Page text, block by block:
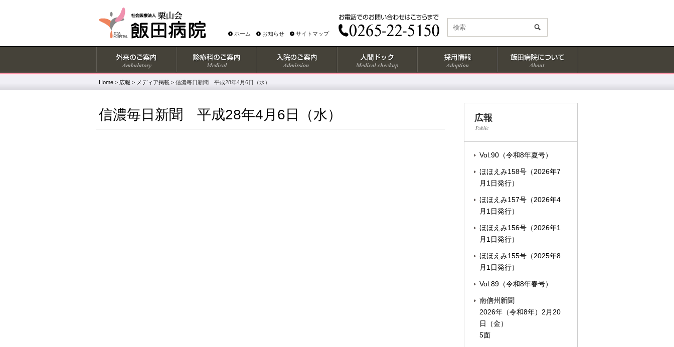
ホーム お知らせ サイトマップ
Home > 広報 > メディア掲載 > 信濃毎日新聞 平成28年4月6日（水）
信濃毎日新聞 平成28年4月6日（水） 広報
Public
Vol.90（令和8年夏号）
ほほえみ158号（2026年7
月1日発行）
ほほえみ157号（2026年4
月1日発行）
ほほえみ156号（2026年1
月1日発行）
ほほえみ155号（2025年8
月1日発行）
Vol.89（令和8年春号）
南信州新聞
2026年（令和8年）2月20
日（金）
5面